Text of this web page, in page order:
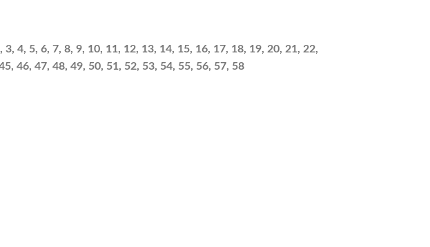
4, 5, 6, 7, 8, 9, 10, 11, 12, 13, 14, 15, 16, 17, 18, 19, 20, 21, 22,
46, 47, 48, 49, 50, 51, 52, 53, 54, 55, 56, 57, 58